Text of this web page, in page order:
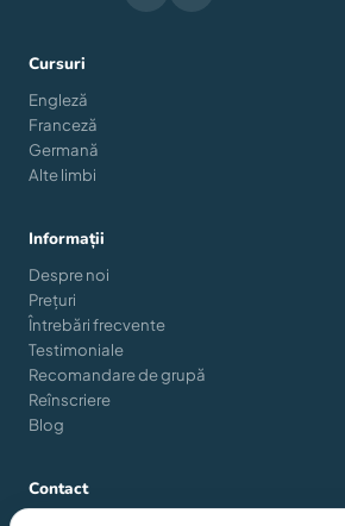
Cursuri
Engleză
Franceză
Germană
Alte limbi
Informații
Despre noi
Prețuri
Întrebări frecvente
Testimoniale
Recomandare de grupă
Reînscriere
Blog
Contact